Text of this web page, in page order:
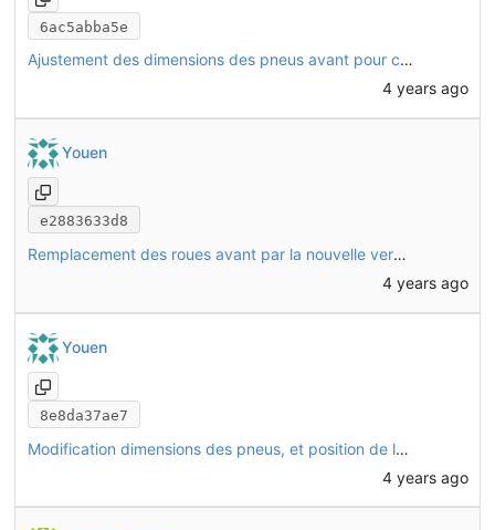
6ac5abba5e
Ajustement des dimensions des pneus avant pour correspondre à la réalité (pneu 2.35")
4 years ago
Youen
e2883633d8
Remplacement des roues avant par la nouvelle version. Suite à des mesures plus précises, modification de CHO47.
4 years ago
Youen
8e8da37ae7
Modification dimensions des pneus, et position de la jante sur les roues avant
4 years ago